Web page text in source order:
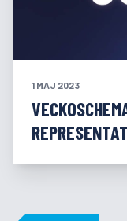
1 MAJ 2023